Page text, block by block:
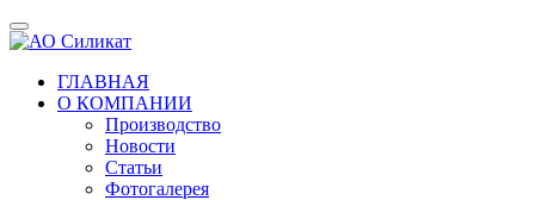
ГЛАВНАЯ
О КОМПАНИИ
Производство
Новости
Статьи
Фотогалерея